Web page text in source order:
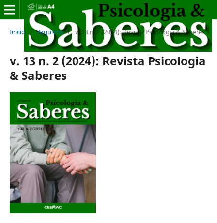
Início / Arquivos / v. 13 n. 2 (2024): Revista Psicologia & Saberes
v. 13 n. 2 (2024): Revista Psicologia
& Saberes